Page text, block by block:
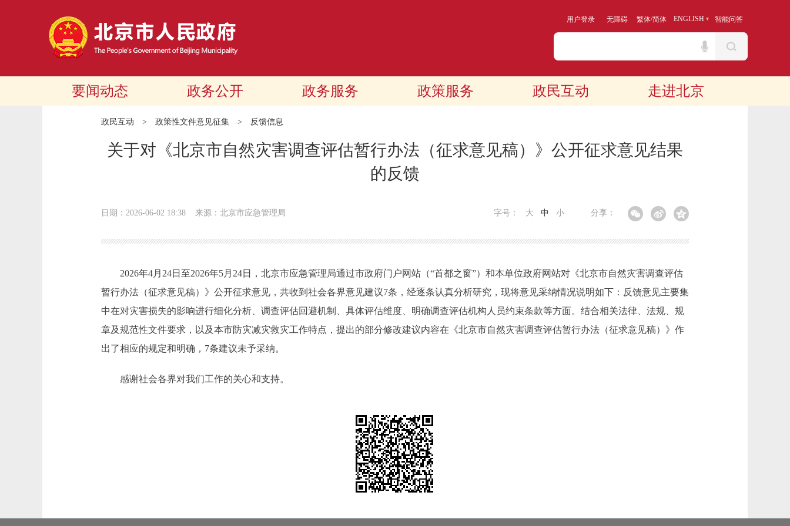
用户登录 无障碍 繁体/简体 ENGLISH 智能问答
要闻动态 政务公开 政务服务 政策服务 政民互动 走进北京
政民互动 > 政策性文件意见征集 > 反馈信息
关于对《北京市自然灾害调查评估暂行办法（征求意见稿）》公开征求意见结果
的反馈
日期：2026-06-02 18:38 来源：北京市应急管理局 分享：
字号： 大 中 小
2026年4月24日至2026年5月24日，北京市应急管理局通过市政府门户网站（“首都之窗”）和本单位政府网站对《北京市自然灾害调查评估
暂行办法（征求意见稿）》公开征求意见，共收到社会各界意见建议7条，经逐条认真分析研究，现将意见采纳情况说明如下：反馈意见主要集
中在对灾害损失的影响进行细化分析、调查评估回避机制、具体评估维度、明确调查评估机构人员约束条款等方面。结合相关法律、法规、规
章及规范性文件要求，以及本市防灾减灾救灾工作特点，提出的部分修改建议内容在《北京市自然灾害调查评估暂行办法（征求意见稿）》作
出了相应的规定和明确，7条建议未予采纳。
感谢社会各界对我们工作的关心和支持。